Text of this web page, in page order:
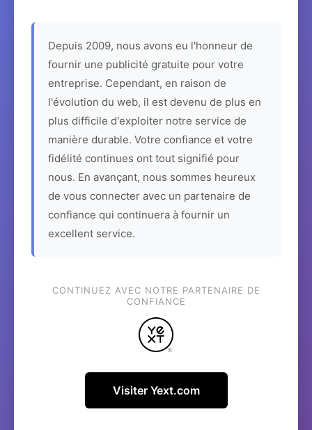
Depuis 2009, nous avons eu l'honneur de
fournir une publicité gratuite pour votre
entreprise. Cependant, en raison de
l'évolution du web, il est devenu de plus en
plus difficile d'exploiter notre service de
manière durable. Votre confiance et votre
fidélité continues ont tout signifié pour
nous. En avançant, nous sommes heureux
de vous connecter avec un partenaire de
confiance qui continuera à fournir un
excellent service.
CONTINUEZ AVEC NOTRE PARTENAIRE DE
CONFIANCE
Visiter Yext.com